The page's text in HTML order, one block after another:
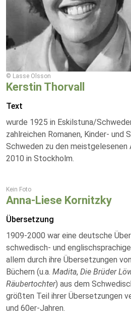
© Lasse Olsson
Kerstin Thorvall
Text
wurde 1925 in Eskilstuna/
zahlreichen Romanen, Kinder- und
Schweden zu den meistgelesenen
2010 in Stockholm.
Kein Foto
Anna-Liese Kornitzky
Übersetzung
1909-2000 war eine deutsche
schwedisch- und
allem durch ihre Übersetzungen
Büchern (u.a. Madita, Die Brüder
Räubertochter) aus dem
größten Teil ihrer Übersetzungen
und 60er-Jahren.